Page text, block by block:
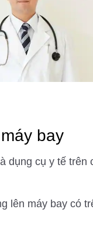
bay
dụng cụ y tế
lên máy bay có